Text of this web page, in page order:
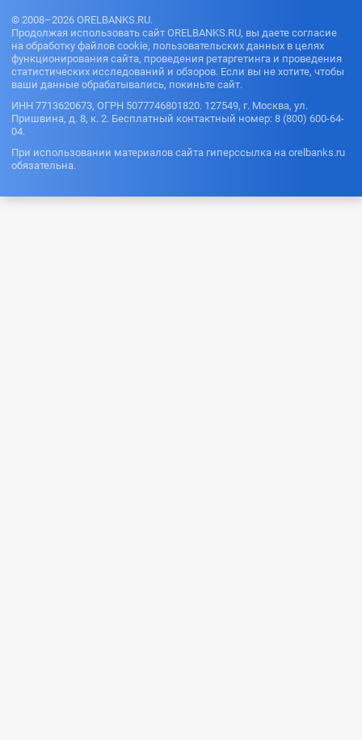
© 2008–2026 ORELBANKS.RU.
Продолжая использовать сайт ORELBANKS.RU, вы даете согласие
на обработку файлов cookie, пользовательских данных в целях
функционирования сайта, проведения ретаргетинга и проведения
статистических исследований и обзоров. Если вы не хотите, чтобы
ваши данные обрабатывались, покиньте сайт.
ИНН 7713620673, ОГРН 5077746801820. 127549, г. Москва, ул.
Пришвина, д. 8, к. 2. Бесплатный контактный номер: 8 (800) 600-64-
04.
При использовании материалов сайта гиперссылка на orelbanks.ru
обязательна.